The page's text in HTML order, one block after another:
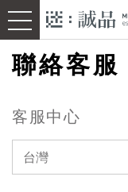
聯絡客服
客服中心
台灣